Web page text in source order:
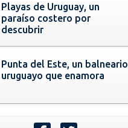
Playas de Uruguay, un
paraíso costero por
descubrir
Punta del Este, un balneario
uruguayo que enamora